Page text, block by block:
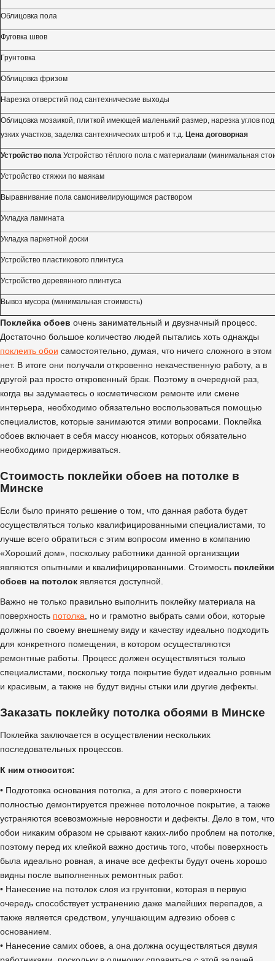
Облицовка пола
Фуговка швов
Грунтовка
Облицовка фризом
Нарезка отверстий под сантехнические выходы
Облицовка мозаикой, плиткой имеющей маленький размер, нарезка углов под
узких участков, заделка сантехнических штроб и т.д. Цена договорная
Устройство пола Устройство тёплого пола с материалами (минимальная
Устройство стяжки по маякам
Выравнивание пола самонивелирующимся раствором
Укладка ламината
Укладка паркетной доски
Устройство пластикового плинтуса
Устройство деревянного плинтуса
Вывоз мусора (минимальная стоимость)
Поклейка обоев очень занимательный и двузначный процесс.
Достаточно большое количество людей пытались хоть однажды
поклеить обои самостоятельно, думая, что ничего сложного в этом
нет. В итоге они получали откровенно некачественную работу, а в
другой раз просто откровенный брак. Поэтому в очередной раз,
когда вы задумаетесь о косметическом ремонте или смене
интерьера, необходимо обязательно воспользоваться помощью
специалистов, которые занимаются этими вопросами. Поклейка
обоев включает в себя массу нюансов, которых обязательно
необходимо придерживаться.
Стоимость поклейки обоев на потолке в
Минске
Если было принято решение о том, что данная работа будет
осуществляться только квалифицированными специалистами, то
лучше всего обратиться с этим вопросом именно в компанию
«Хороший дом», поскольку работники данной организации
являются опытными и квалифицированными. Стоимость поклейки
обоев на потолок является доступной.
Важно не только правильно выполнить поклейку материала на
поверхность потолка , но и грамотно выбрать сами обои, которые
должны по своему внешнему виду и качеству идеально подходить
для конкретного помещения, в котором осуществляются
ремонтные работы. Процесс должен осуществляться только
специалистами, поскольку тогда покрытие будет идеально ровным
и красивым, а также не будут видны стыки или другие дефекты.
Заказать поклейку потолка обоями в Минске
Поклейка заключается в осуществлении нескольких
последовательных процессов.
К ним относится:
• Подготовка основания потолка, а для этого с поверхности
полностью демонтируется прежнее потолочное покрытие, а также
устраняются всевозможные неровности и дефекты. Дело в том, что
обои никаким образом не срывают каких-либо проблем на потолке,
поэтому перед их клейкой важно достичь того, чтобы поверхность
была идеально ровная, а иначе все дефекты будут очень хорошо
видны после выполненных ремонтных работ.
• Нанесение на потолок слоя из грунтовки, которая в первую
очередь способствует устранению даже малейших перепадов, а
также является средством, улучшающим адгезию обоев с
основанием.
• Нанесение самих обоев, а она должна осуществляться двумя